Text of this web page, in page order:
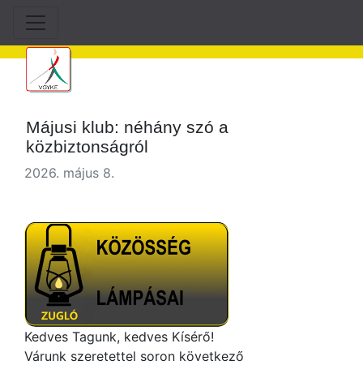
Májusi klub: néhány szó a
közbiztonságról
2026. május 8.
Kedves Tagunk, kedves Kísérő!
Várunk szeretettel soron következő